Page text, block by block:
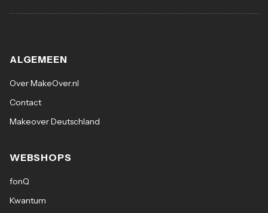
ALGEMEEN
Over MakeOver.nl
Contact
Makeover Deutschland
WEBSHOPS
fonQ
Kwantum